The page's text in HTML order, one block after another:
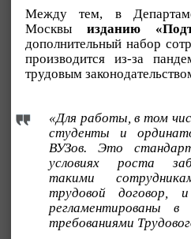
Между тем, в
Москвы изданию
дополнительный набор
производится из-за
трудовым
«Для работы, в том
студенты и
ВУЗов. Это
условиях роста
такими
трудовой договор,
регламентированы
требованиями